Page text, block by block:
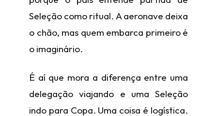
Seleção como ritual. A aeronave deixa
o chão, mas quem embarca primeiro é
o imaginário.
É aí que mora a diferença entre uma
delegação viajando e uma Seleção
indo para Copa. Uma coisa é logística.